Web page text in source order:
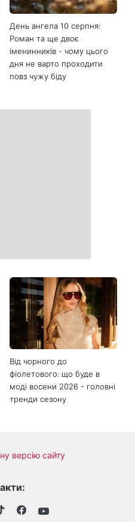
День ангела 10 серпня:
Роман та ще двоє
іменинників - чому цього
дня не варто проходити
повз чужу біду
Від чорного до
фіолетового: що буде в
моді восени 2026 - головні
тренди сезону
версію сайту